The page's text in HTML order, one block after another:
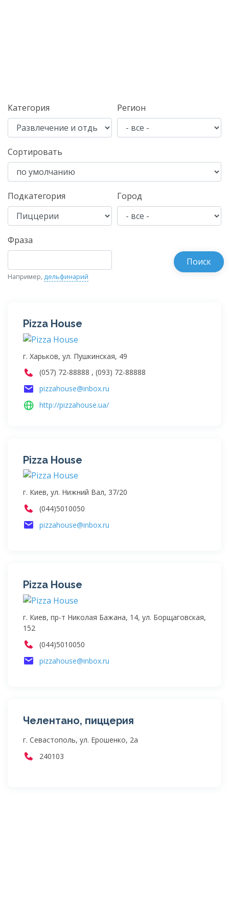
Категория Регион
Сортировать
Подкатегория Город
Фраза
Например, дельфинарий
Pizza House
г. Харьков, ул. Пушкинская, 49
(057) 72-88888 , (093) 72-88888
pizzahouse@inbox.ru
http://pizzahouse.ua/
Pizza House
г. Киев, ул. Нижний Вал, 37/20
(044)5010050
pizzahouse@inbox.ru
Pizza House
г. Киев, пр-т Николая Бажана, 14, ул. Борщаговская,
152
(044)5010050
pizzahouse@inbox.ru
Челентано, пиццерия
г. Севастополь, ул. Ерошенко, 2а
240103